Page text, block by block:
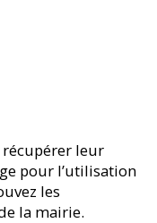
récupérer leur
pour l’utilisation
les
la mairie.